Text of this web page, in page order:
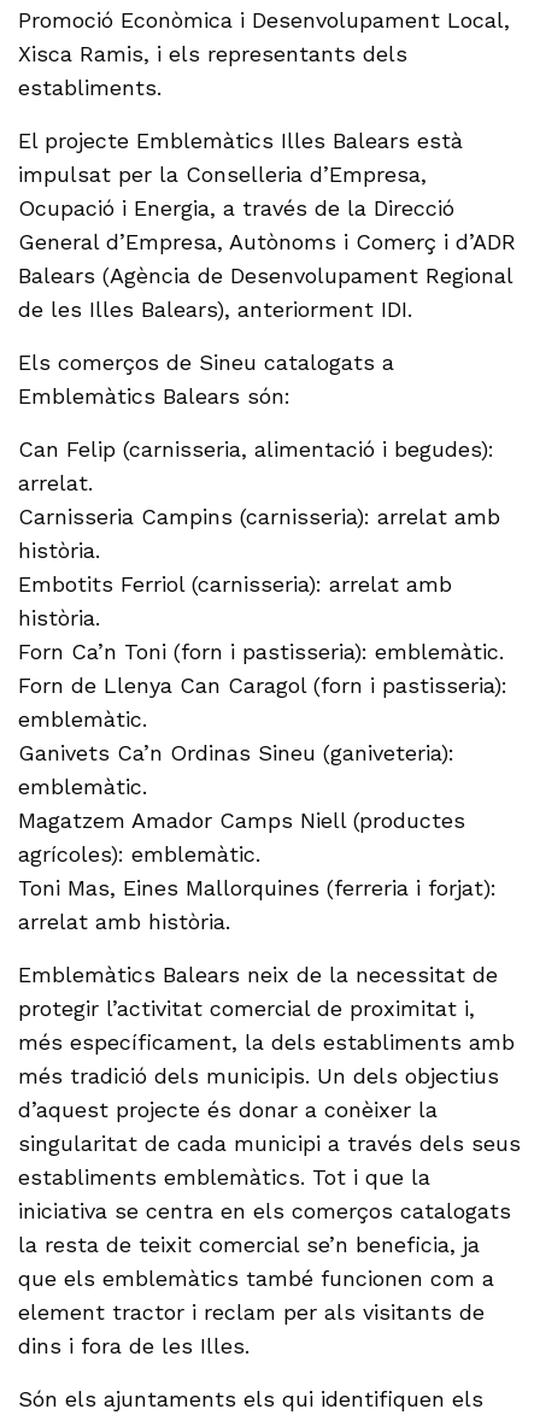
Promoció Econòmica i Desenvolupament Local,
Xisca Ramis, i els representants dels
establiments.
El projecte Emblemàtics Illes Balears està
impulsat per la Conselleria d’Empresa,
Ocupació i Energia, a través de la Direcció
General d’Empresa, Autònoms i Comerç i d’ADR
Balears (Agència de Desenvolupament Regional
de les Illes Balears), anteriorment IDI.
Els comerços de Sineu catalogats a
Emblemàtics Balears són:
Can Felip (carnisseria, alimentació i begudes):
arrelat.
Carnisseria Campins (carnisseria): arrelat amb
història.
Embotits Ferriol (carnisseria): arrelat amb
història.
Forn Ca’n Toni (forn i pastisseria): emblemàtic.
Forn de Llenya Can Caragol (forn i pastisseria):
emblemàtic.
Ganivets Ca’n Ordinas Sineu (ganiveteria):
emblemàtic.
Magatzem Amador Camps Niell (productes
agrícoles): emblemàtic.
Toni Mas, Eines Mallorquines (ferreria i forjat):
arrelat amb història.
Emblemàtics Balears neix de la necessitat de
protegir l’activitat comercial de proximitat i,
més específicament, la dels establiments amb
més tradició dels municipis. Un dels objectius
d’aquest projecte és donar a conèixer la
singularitat de cada municipi a través dels seus
establiments emblemàtics. Tot i que la
iniciativa se centra en els comerços catalogats
la resta de teixit comercial se’n beneficia, ja
que els emblemàtics també funcionen com a
element tractor i reclam per als visitants de
dins i fora de les Illes.
Són els ajuntaments els qui identifiquen els